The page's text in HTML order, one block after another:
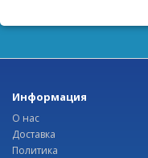
Информация
О нас
Доставка
Политика